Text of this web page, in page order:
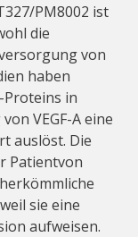
PM8002 ist
die
von
haben
Proteins in
VEGF-A eine
auslöst. Die
Patientvon
sie eine
aufweisen.